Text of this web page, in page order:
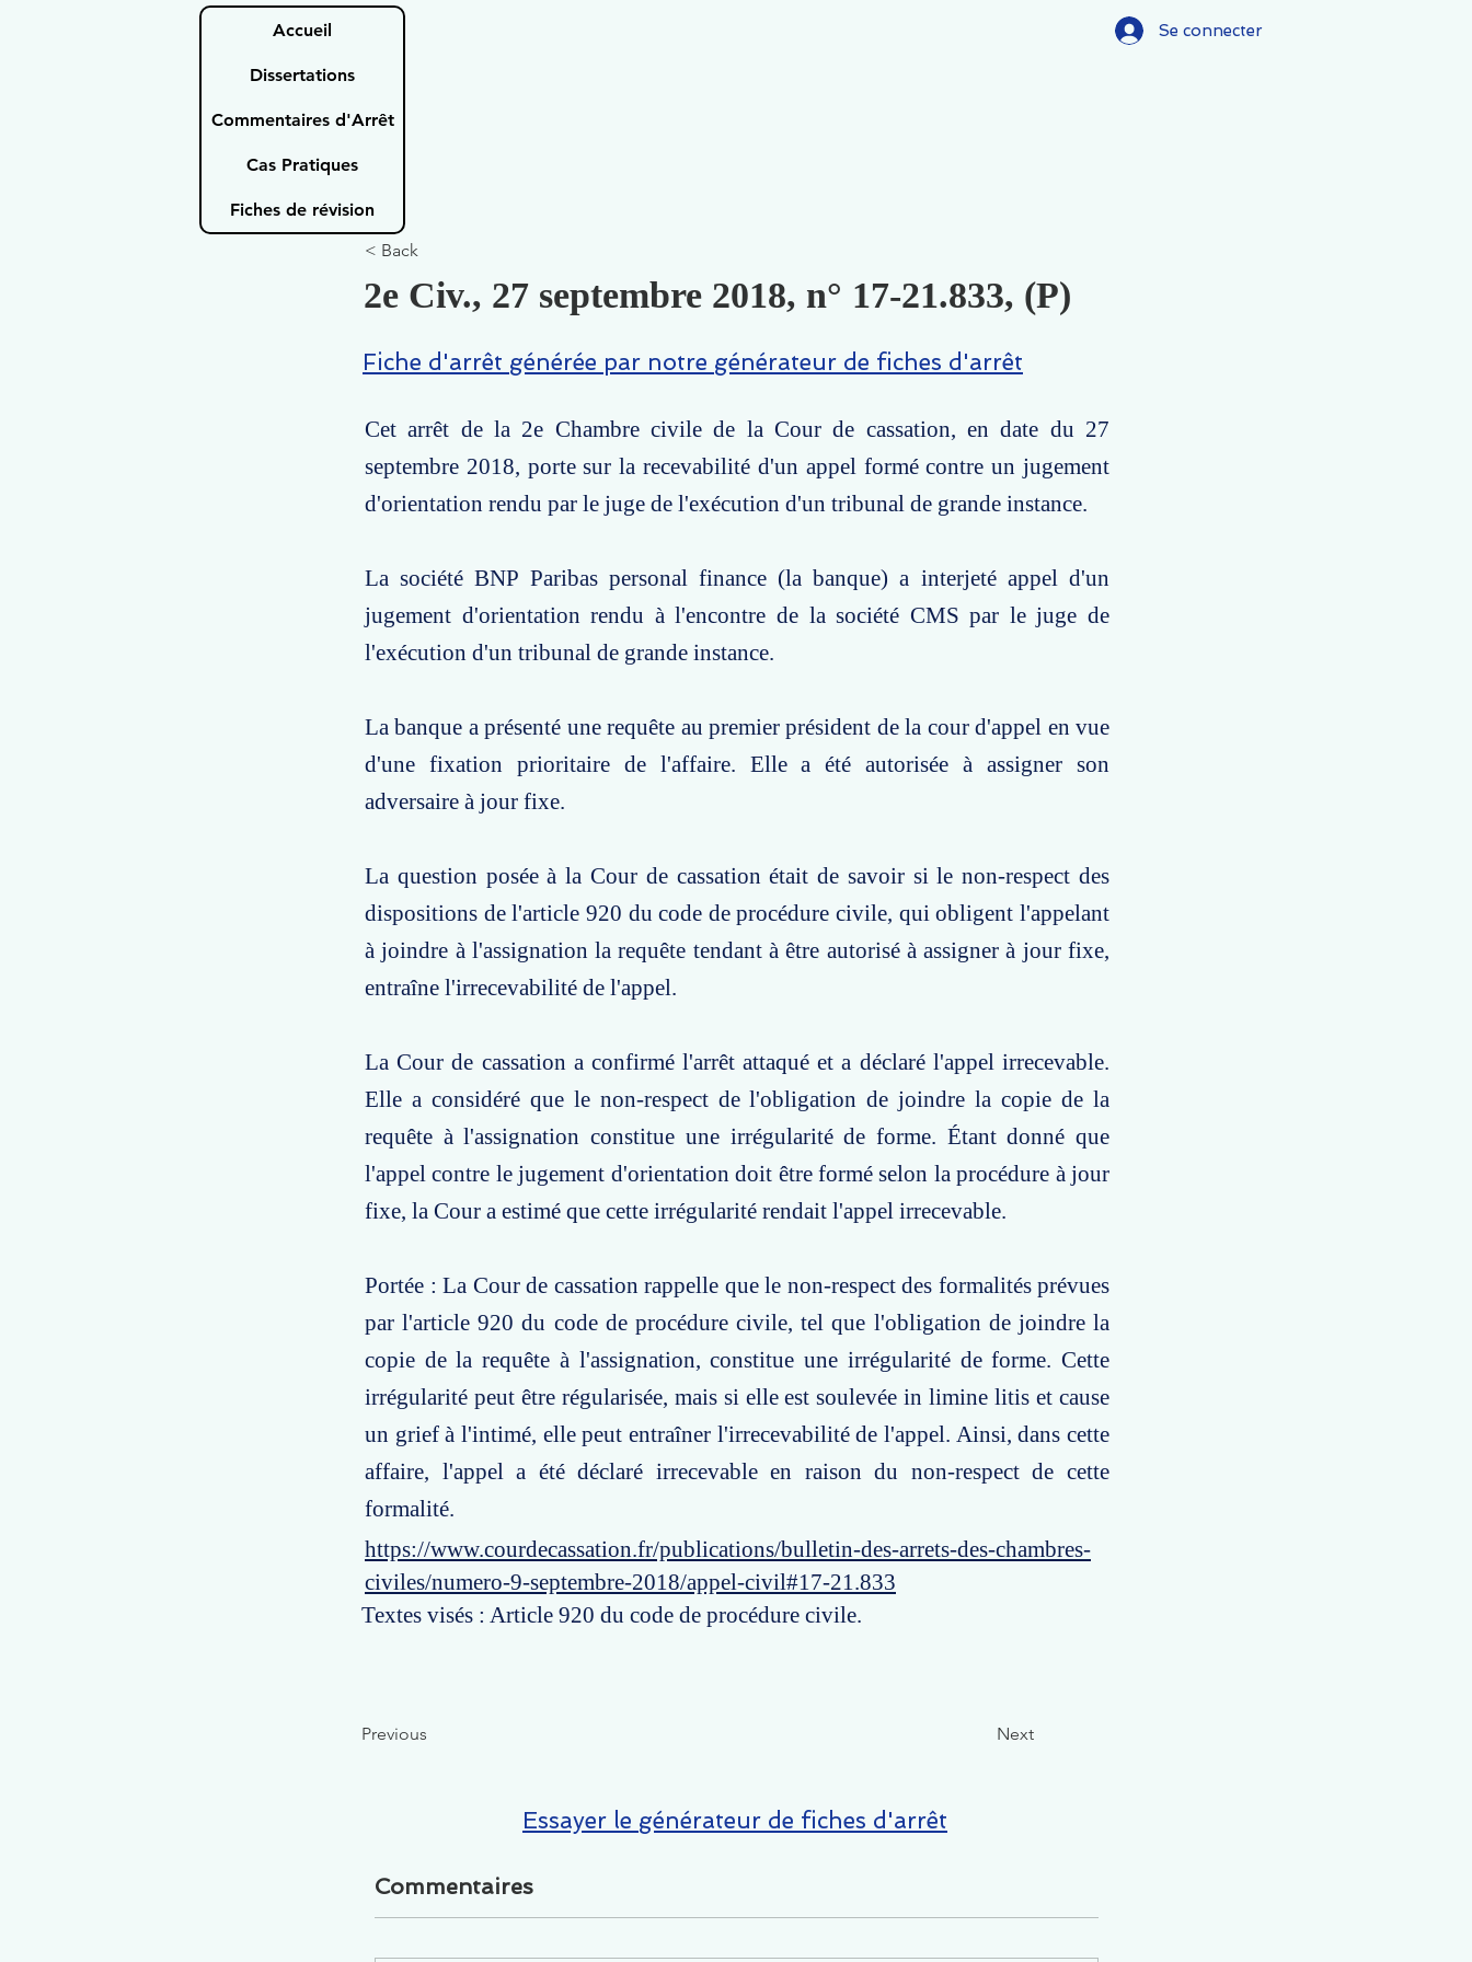
Accueil
Dissertations
Commentaires d'Arrêt
Cas Pratiques
Fiches de révision
Se connecter
< Back
2e Civ., 27 septembre 2018, n° 17-21.833, (P)
Fiche d'arrêt générée par notre générateur de fiches d'arrêt
Cet arrêt de la 2e Chambre civile de la Cour de cassation, en date du 27
septembre 2018, porte sur la recevabilité d'un appel formé contre un jugement
d'orientation rendu par le juge de l'exécution d'un tribunal de grande instance.
La société BNP Paribas personal finance (la banque) a interjeté appel d'un
jugement d'orientation rendu à l'encontre de la société CMS par le juge de
l'exécution d'un tribunal de grande instance.
La banque a présenté une requête au premier président de la cour d'appel en vue
d'une fixation prioritaire de l'affaire. Elle a été autorisée à assigner son
adversaire à jour fixe.
La question posée à la Cour de cassation était de savoir si le non-respect des
dispositions de l'article 920 du code de procédure civile, qui obligent l'appelant
à joindre à l'assignation la requête tendant à être autorisé à assigner à jour fixe,
entraîne l'irrecevabilité de l'appel.
La Cour de cassation a confirmé l'arrêt attaqué et a déclaré l'appel irrecevable.
Elle a considéré que le non-respect de l'obligation de joindre la copie de la
requête à l'assignation constitue une irrégularité de forme. Étant donné que
l'appel contre le jugement d'orientation doit être formé selon la procédure à jour
fixe, la Cour a estimé que cette irrégularité rendait l'appel irrecevable.
Portée : La Cour de cassation rappelle que le non-respect des formalités prévues
par l'article 920 du code de procédure civile, tel que l'obligation de joindre la
copie de la requête à l'assignation, constitue une irrégularité de forme. Cette
irrégularité peut être régularisée, mais si elle est soulevée in limine litis et cause
un grief à l'intimé, elle peut entraîner l'irrecevabilité de l'appel. Ainsi, dans cette
affaire, l'appel a été déclaré irrecevable en raison du non-respect de cette
formalité.
https://www.courdecassation.fr/publications/bulletin-des-arrets-des-chambres-
civiles/numero-9-septembre-2018/appel-civil#17-21.833
Textes visés : Article 920 du code de procédure civile.
Previous Next
Essayer le générateur de fiches d'arrêt
Commentaires